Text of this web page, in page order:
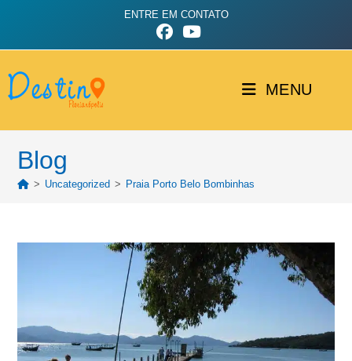
ENTRE EM CONTATO
MENU
Blog
> Uncategorized > Praia Porto Belo Bombinhas